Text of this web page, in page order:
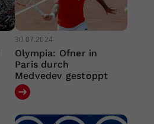
30.07.2024
Olympia: Ofner in
Paris durch
Medvedev gestoppt